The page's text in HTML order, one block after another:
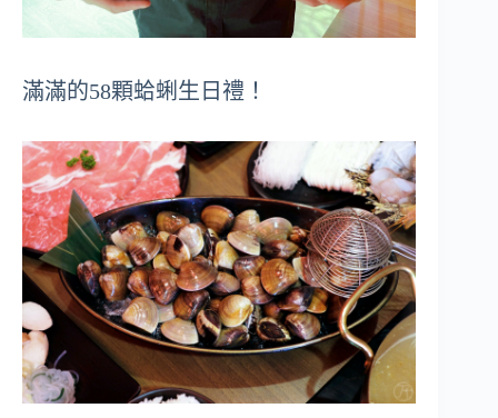
滿滿的58顆蛤蜊生日禮！